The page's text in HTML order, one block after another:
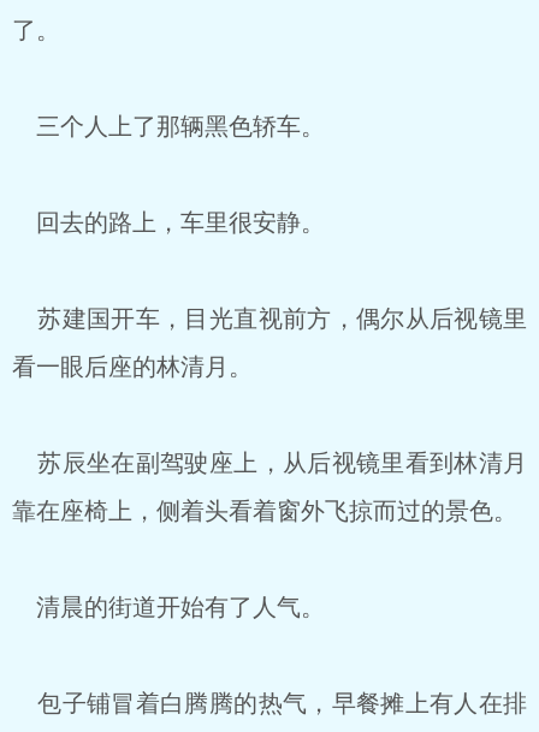
了。
三个人上了那辆黑色轿车。
回去的路上，车里很安静。
苏建国开车，目光直视前方，偶尔从后视镜里
看一眼后座的林清月。
苏辰坐在副驾驶座上，从后视镜里看到林清月
靠在座椅上，侧着头看着窗外飞掠而过的景色。
清晨的街道开始有了人气。
包子铺冒着白腾腾的热气，早餐摊上有人在排